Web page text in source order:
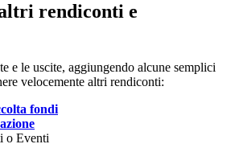
rendiconti e
e le uscite, aggiungendo alcune semplici
velocemente altri rendiconti:
fondi
o Eventi